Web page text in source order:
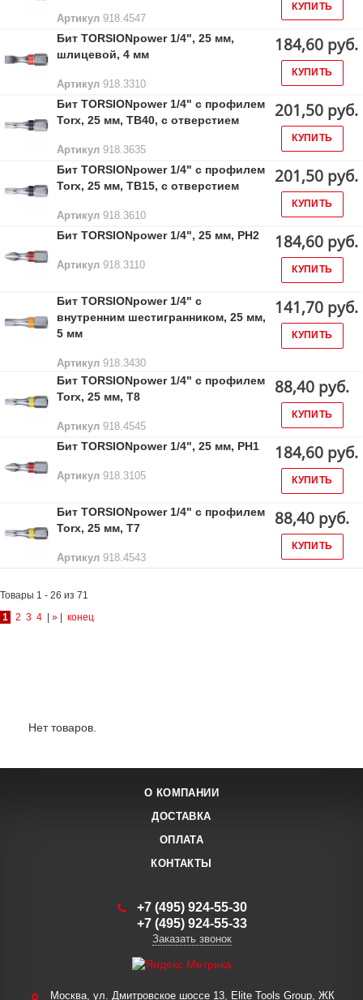
Артикул 918.4547
КУПИТЬ
Бит TORSIONpower 1/4", 25 мм,
шлицевой, 4 мм
Артикул 918.3310
184,60 руб.
КУПИТЬ
Бит TORSIONpower 1/4" с профилем
Torx, 25 мм, ТВ40, с отверстием
Артикул 918.3635
201,50 руб.
КУПИТЬ
Бит TORSIONpower 1/4" с профилем
Torx, 25 мм, ТВ15, с отверстием
Артикул 918.3610
201,50 руб.
КУПИТЬ
Бит TORSIONpower 1/4", 25 мм, PH2
Артикул 918.3110
184,60 руб.
КУПИТЬ
Бит TORSIONpower 1/4" с
внутренним шестигранником, 25 мм,
5 мм
Артикул 918.3430
141,70 руб.
КУПИТЬ
Бит TORSIONpower 1/4" с профилем
Torx, 25 мм, Т8
Артикул 918.4545
88,40 руб.
КУПИТЬ
Бит TORSIONpower 1/4", 25 мм, PH1
Артикул 918.3105
184,60 руб.
КУПИТЬ
Бит TORSIONpower 1/4" с профилем
Torx, 25 мм, Т7
Артикул 918.4543
88,40 руб.
КУПИТЬ
Товары 1 - 26 из 71
1
2 3 4 » конец
Нет товаров.
О КОМПАНИИ
ДОСТАВКА
ОПЛАТА
КОНТАКТЫ
+7 (495) 924-55-30
+7 (495) 924-55-33
Заказать звонок
Москва, ул. Дмитровское шоссе 13, Elite Tools Group, ЖК